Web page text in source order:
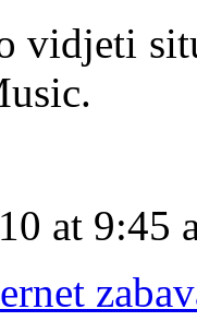
vidjeti
at 9:45